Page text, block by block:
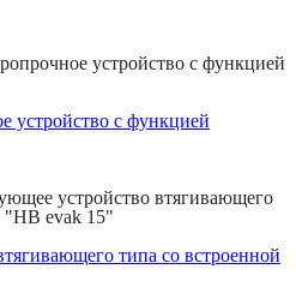
устройство с функцией
устройство втягивающего
"НВ evak 15"